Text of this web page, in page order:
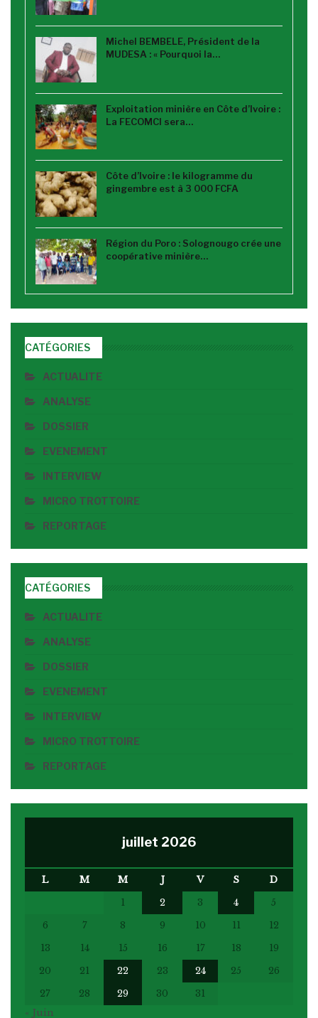
Michel BEMBELE, Président de la
MUDESA : « Pourquoi la…
Exploitation minière en Côte d’Ivoire :
La FECOMCI sera…
Côte d’Ivoire : le kilogramme du
gingembre est à 3 000 FCFA
Région du Poro : Solognougo crée une
coopérative minière…
CATÉGORIES
ACTUALITE
ANALYSE
DOSSIER
EVENEMENT
INTERVIEW
MICRO TROTTOIRE
REPORTAGE
CATÉGORIES
ACTUALITE
ANALYSE
DOSSIER
EVENEMENT
INTERVIEW
MICRO TROTTOIRE
REPORTAGE
juillet 2026
L M M J V S
D
1
2 3 4
5
6
7 8 9 10 11
12
13
14 15 16 17 18
19
20
21 22 23 24 25
26
27
28 29 30
31
« Juin